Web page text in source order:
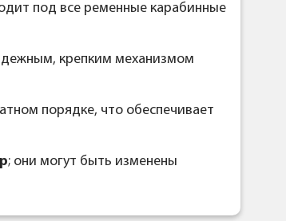
под все ременные карабинные
крепким механизмом
порядке, что обеспечивает
; они могут быть изменены